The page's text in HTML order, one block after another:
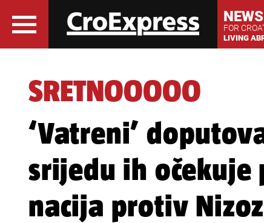
NEWS
FOR
LIVING
SRETNOOOOO
‘Vatreni’
srijedu ih očekuje
nacija protiv